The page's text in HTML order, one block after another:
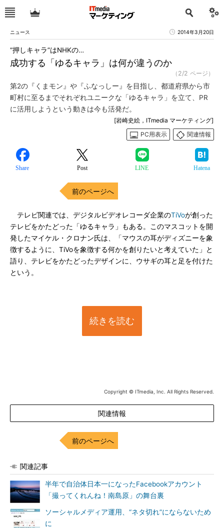
ニュース 2014年3月20日
成功する「ゆるキャラ」は何が違うのか
“押しキャラ”はNHKの…
（2/2 ページ）
第2の『くまモン』や『ふなっしー』を目指し、都道府県から市
町村に至るまでそれぞれユニークな「ゆるキャラ」を立て、PR
に活用しようという動きは今も活発だ。
[岩崎史絵，ITmedia マーケティング]
PC用表示
関連情報
Share Post LINE Hatena
前のページへ
テレビ関連では、デジタルビデオレコーダ企業のTiVoが創った
テレビをかたどった「ゆるキャラ」もある。このマスコットを開
発したマイケル・クロナン氏は、「マウスの耳がディズニーを象
徴するように、TiVoを象徴する何かを創りたいと考えていた」と
語り、テレビをかたどったデザインに、ウサギの耳と足を付けた
という。
続きを読む
Copyright © ITmedia, Inc. All Rights Reserved.
関連情報
前のページへ
関連記事
半年で自治体日本一になったFacebookアカウント
「撮ってくれんね！南島原」の舞台裏
ソーシャルメディア運用、“ネタ切れ”にならないため
に